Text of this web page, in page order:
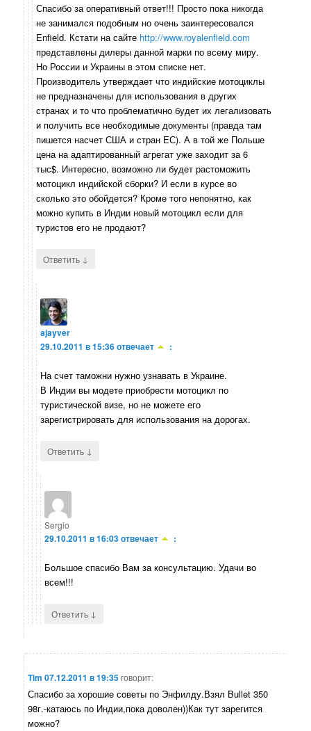
Спасибо за оперативный ответ!!! Просто пока никогда
не занимался подобным но очень заинтересовался
Enfield. Кстати на сайте http://www.royalenfield.com
представлены дилеры данной марки по всему миру.
Но России и Украины в этом списке нет.
Производитель утверждает что индийские мотоциклы
не предназначены для использования в других
странах и то что проблематично будет их легализовать
и получить все необходимые документы (правда там
пишется насчет США и стран ЕС). А в той же Польше
цена на адаптированный агрегат уже заходит за 6
тыс$. Интересно, возможно ли будет растоможить
мотоцикл индийской сборки? И если в курсе во
сколько это обойдется? Кроме того непонятно, как
можно купить в Индии новый мотоцикл если для
туристов его не продают?
Ответить ↓
ajayver
29.10.2011 в 15:36отвечает :
На счет таможни нужно узнавать в Украине.
В Индии вы модете приобрести мотоцикл по
туристической визе, но не можете его
зарегистрировать для использования на дорогах.
Ответить ↓
Sergio
29.10.2011 в 16:03отвечает :
Большое спасибо Вам за консультацию. Удачи во
всем!!!
Ответить ↓
Tim 07.12.2011 в 19:35говорит:
Спасибо за хорошие советы по Энфилду.Взял Bullet 350
98г.-катаюсь по Индии,пока доволен))Как тут зарегится
можно?